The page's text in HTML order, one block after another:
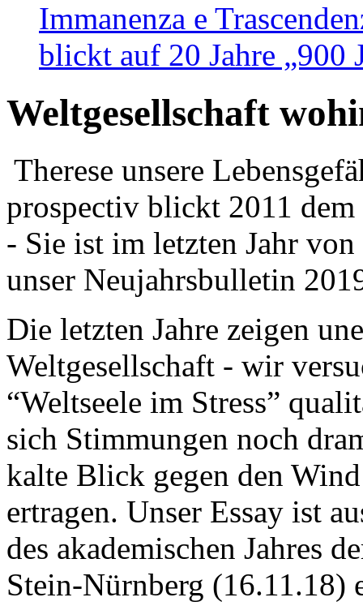
Immanenza e
blickt auf 20 Jahre „900
Weltgesellschaft
Therese unsere
prospectiv blickt 2011
- Sie ist im letzten Jahr
unser Neujahrsbulletin
Die letzten Jahre zeigen
Weltgesellschaft - wir
“Weltseele im Stress”
sich Stimmungen noch
kalte Blick gegen den
ertragen. Unser Essay ist
des akademischen Jahres
Stein-Nürnberg (16.11.18)